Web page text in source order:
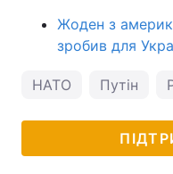
Жоден з
зробив для
НАТО Путін